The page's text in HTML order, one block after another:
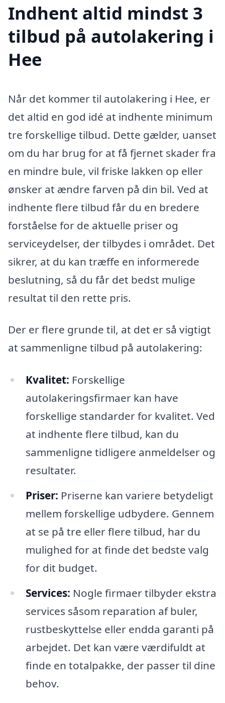
Indhent altid mindst 3
tilbud på autolakering i
Hee
Når det kommer til autolakering i Hee, er
det altid en god idé at indhente minimum
tre forskellige tilbud. Dette gælder, uanset
om du har brug for at få fjernet skader fra
en mindre bule, vil friske lakken op eller
ønsker at ændre farven på din bil. Ved at
indhente flere tilbud får du en bredere
forståelse for de aktuelle priser og
serviceydelser, der tilbydes i området. Det
sikrer, at du kan træffe en informerede
beslutning, så du får det bedst mulige
resultat til den rette pris.
Der er flere grunde til, at det er så vigtigt
at sammenligne tilbud på autolakering:
Kvalitet: Forskellige
autolakeringsfirmaer kan have
forskellige standarder for kvalitet. Ved
at indhente flere tilbud, kan du
sammenligne tidligere anmeldelser og
resultater.
Priser: Priserne kan variere betydeligt
mellem forskellige udbydere. Gennem
at se på tre eller flere tilbud, har du
mulighed for at finde det bedste valg
for dit budget.
Services: Nogle firmaer tilbyder ekstra
services såsom reparation af buler,
rustbeskyttelse eller endda garanti på
arbejdet. Det kan være værdifuldt at
finde en totalpakke, der passer til dine
behov.